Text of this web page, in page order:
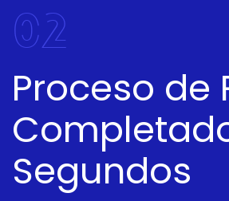
02
Proceso de
Segundos